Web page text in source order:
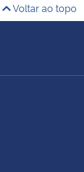
Voltar ao topo